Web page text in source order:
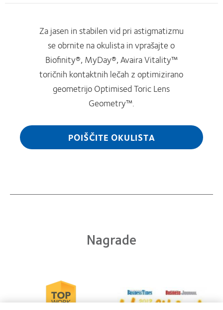
Za jasen in stabilen vid pri astigmatizmu
se obrnite na okulista in vprašajte o
Biofinity®, MyDay®, Avaira Vitality™
toričnih kontaktnih lečah z optimizirano
geometrijo Optimised Toric Lens
Geometry™.
POIŠČITE OKULISTA
Nagrade
Learn
more
about
Learn
more